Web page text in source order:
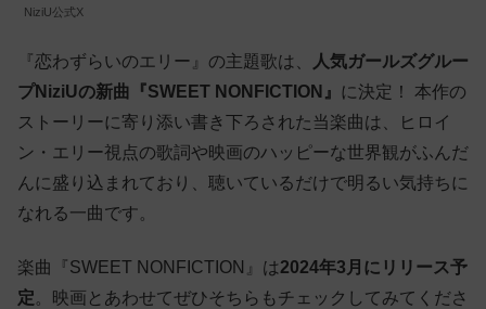
NiziU公式X
『恋わずらいのエリー』の主題歌は、
人気ガールズグルー
プNiziUの新曲『SWEET NONFICTION』 に決定！ 本作の
ストーリーに寄り添い書き下ろされた当楽曲は、ヒロイ
ン・エリー視点の歌詞や映画のハッピーな世界観がふんだ
んに盛り込まれており、聴いているだけで明るい気持ちに
なれる一曲です。
楽曲『SWEET NONFICTION』は2024年3月にリリース予
定。映画とあわせてぜひそちらもチェックしてみてくださ